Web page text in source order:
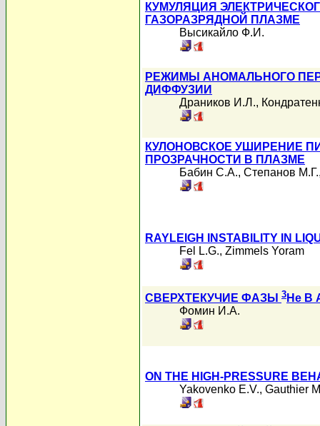
КУМУЛЯЦИЯ
ГАЗОРАЗРЯДНОЙ ПЛАЗМЕ
Высикайло Ф.И.
РЕЖИМЫ АНОМАЛЬНОГО
ДИФФУЗИИ
Драников И.Л.,
КУЛОНОВСКОЕ УШИРЕНИЕ
ПРОЗРАЧНОСТИ В ПЛАЗМЕ
Бабин С.А., Степанов М.Г.
RAYLEIGH INSTABILITY IN
Fel L.G., Zimmels Yoram
СВЕРХТЕКУЧИЕ ФАЗЫ 3 He В
Фомин И.А.
ON THE HIGH-PRESSURE
Yakovenko E.V., Gauthier